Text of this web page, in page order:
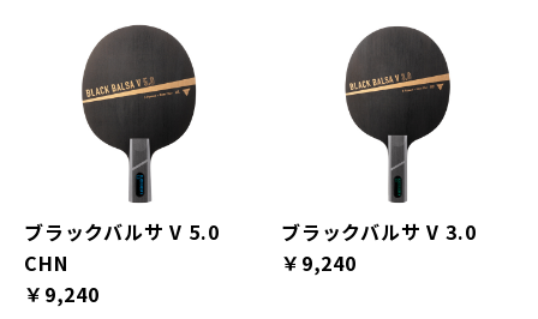
ブラックバルサ V 5.0
CHN
￥9,240
ブラックバルサ V 3.0
￥9,240